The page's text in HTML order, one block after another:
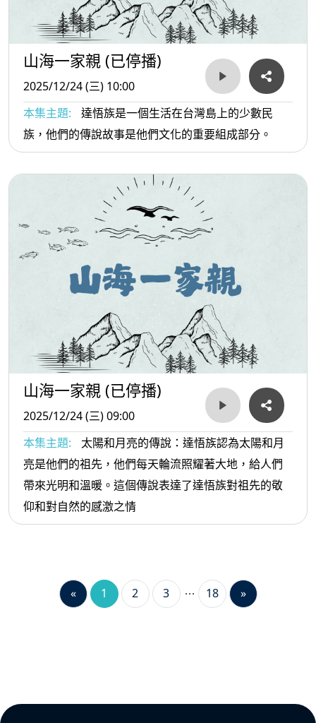
山海一家親 (已停播)
2025/12/24 (三) 10:00
本集主題:
達悟族是一個生活在台灣島上的少數民
族，他們的傳說故事是他們文化的重要組成部分。
山海一家親 (已停播)
2025/12/24 (三) 09:00
本集主題:
太陽和月亮的傳說：達悟族認為太陽和月
亮是他們的祖先，他們每天輪流照耀著大地，給人們
帶來光明和溫暖。這個傳說表達了達悟族對祖先的敬
仰和對自然的感激之情
« 1 2 3 18 »